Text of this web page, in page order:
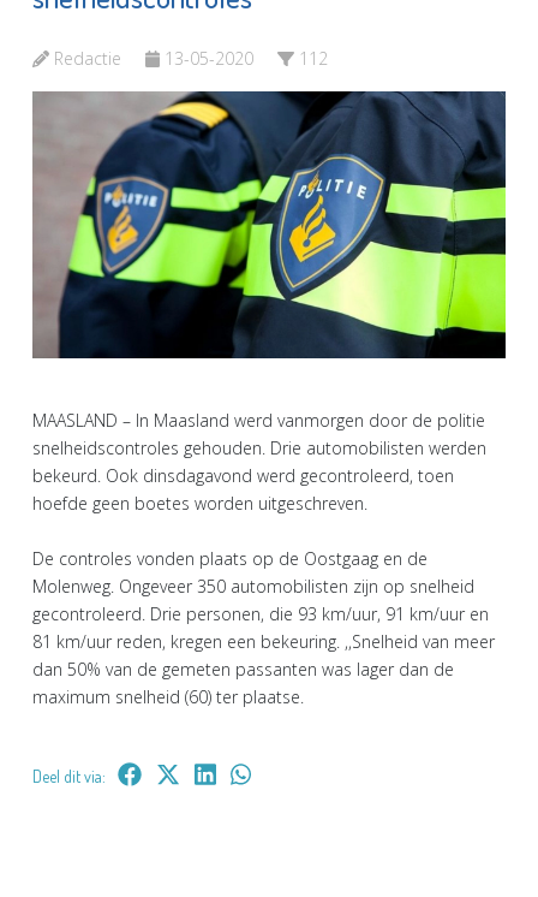
Redactie 13-05-2020 112
MAASLAND – In Maasland werd vanmorgen door de politie
snelheidscontroles gehouden. Drie automobilisten werden
bekeurd. Ook dinsdagavond werd gecontroleerd, toen
hoefde geen boetes worden uitgeschreven.
De controles vonden plaats op de Oostgaag en de
Molenweg. Ongeveer 350 automobilisten zijn op snelheid
gecontroleerd. Drie personen, die 93 km/uur, 91 km/uur en
81 km/uur reden, kregen een bekeuring. ,,Snelheid van meer
dan 50% van de gemeten passanten was lager dan de
maximum snelheid (60) ter plaatse.
Deel dit via: